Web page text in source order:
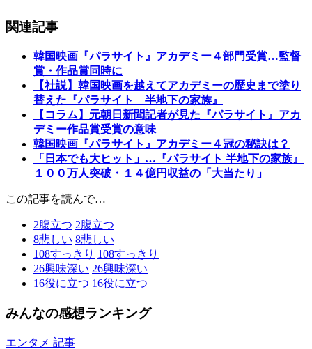
関連記事
韓国映画『パラサイト』アカデミー４部門受賞…監督
賞・作品賞同時に
【社説】韓国映画を越えてアカデミーの歴史まで塗り
替えた『パラサイト 半地下の家族』
【コラム】元朝日新聞記者が見た『パラサイト』アカ
デミー作品賞受賞の意味
韓国映画『パラサイト』アカデミー４冠の秘訣は？
「日本でも大ヒット」…『パラサイト 半地下の家族』
１００万人突破・１４億円収益の「大当たり」
この記事を読んで…
2腹立つ 2腹立つ
8悲しい 8悲しい
108すっきり 108すっきり
26興味深い 26興味深い
16役に立つ 16役に立つ
みんなの感想ランキング
エンタメ 記事